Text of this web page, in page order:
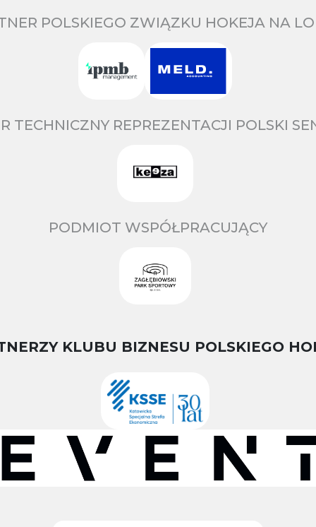
POLSKIEGO ZWIĄZKU HOKEJA NA
TECHNICZNY REPREZENTACJI POLSKI
PODMIOT WSPÓŁPRACUJĄCY
KLUBU BIZNESU POLSKIEGO